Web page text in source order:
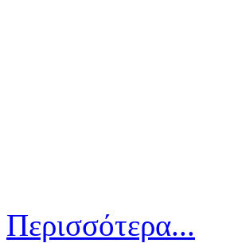
Περισσότερα...